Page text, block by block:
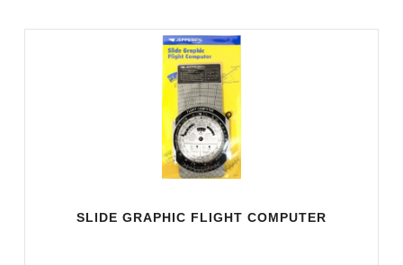
SLIDE GRAPHIC FLIGHT COMPUTER